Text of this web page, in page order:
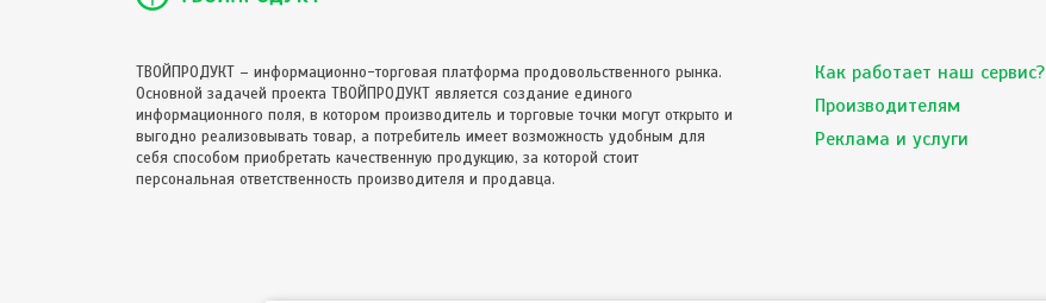
ТВОЙПРОДУКТ – информационно-торговая платформа продовольственного рынка.
Основной задачей проекта ТВОЙПРОДУКТ является создание единого
информационного поля, в котором производитель и торговые точки могут открыто и
выгодно реализовывать товар, а потребитель имеет возможность удобным для
себя способом приобретать качественную продукцию, за которой стоит
персональная ответственность производителя и продавца.
Как работает наш сервис?
Производителям
Реклама и услуги